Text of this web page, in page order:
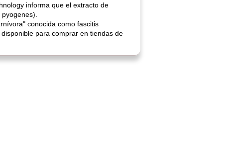
informa que el extracto de
conocida como fascitis
para comprar en tiendas de